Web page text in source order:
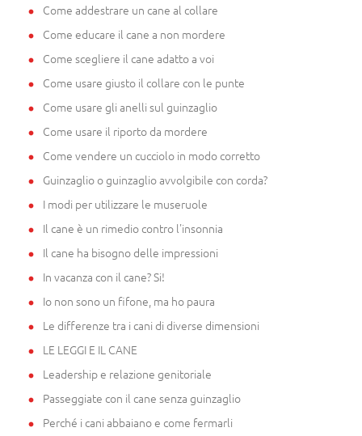
Come addestrare un cane al collare
Come educare il cane a non mordere
Come scegliere il cane adatto a voi
Come usare giusto il collare con le punte
Come usare gli anelli sul guinzaglio
Come usare il riporto da mordere
Come vendere un cucciolo in modo corretto
Guinzaglio o guinzaglio avvolgibile con corda?
I modi per utilizzare le museruole
Il cane è un rimedio contro l'insonnia
Il cane ha bisogno delle impressioni
In vacanza con il cane? Si!
Io non sono un fifone, ma ho paura
Le differenze tra i cani di diverse dimensioni
LE LEGGI E IL CANE
Leadership e relazione genitoriale
Passeggiate con il cane senza guinzaglio
Perché i cani abbaiano e come fermarli